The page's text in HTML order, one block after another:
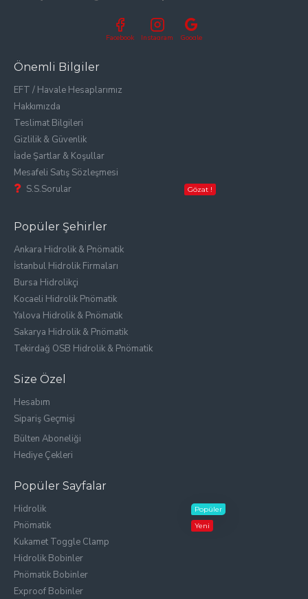
Facebook Instagram Google
Önemli Bilgiler
EFT / Havale Hesaplarımız
Hakkımızda
Teslimat Bilgileri
Gizlilik & Güvenlik
İade Şartlar & Koşullar
Mesafeli Satış Sözleşmesi
S.S.Sorular
Gözat !
Popüler Şehirler
Ankara Hidrolik & Pnömatik
İstanbul Hidrolik Firmaları
Bursa Hidrolikçi
Kocaeli Hidrolik Pnömatik
Yalova Hidrolik & Pnömatik
Sakarya Hidrolik & Pnömatik
Tekirdağ OSB Hidrolik & Pnömatik
Size Özel
Hesabım
Sipariş Geçmişi
Bülten Aboneliği
Hediye Çekleri
Popüler Sayfalar
Hidrolik Popüler
Pnömatik Yeni
Kukamet Toggle Clamp
Hidrolik Bobinler
Pnömatik Bobinler
Exproof Bobinler